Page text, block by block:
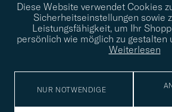
Diese Website verwendet Cookies
Sicherheitseinstellungen sowie
Leistungsfähigkeit, um Ihr
persönlich wie möglich zu gestalten
Weiterlesen
NUR NOTWENDIGE
info@careofcarl.de
Benötigen Sie Hilfe bei der Suche nach
Wenden Sie sich an uns, wir helfen Ihnen
STILBERATUNG